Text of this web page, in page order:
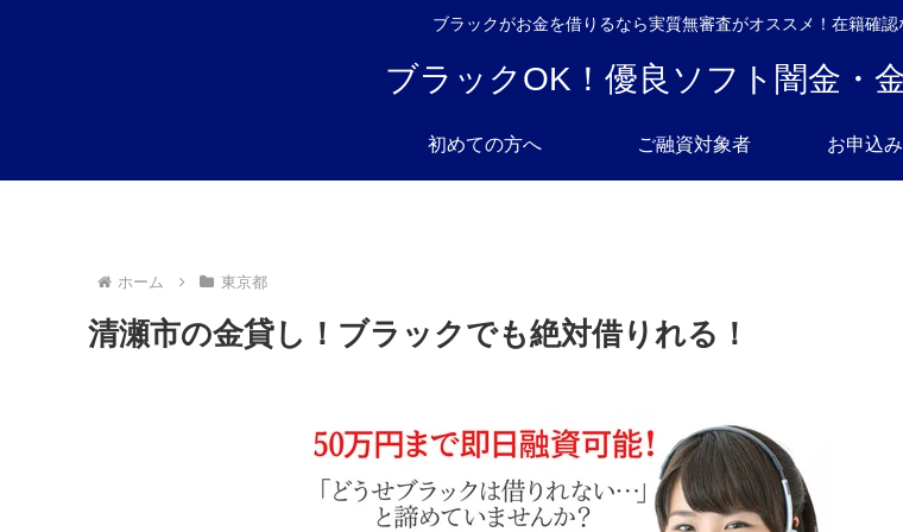
ブラックがお金を借りるなら実質無審査がオススメ！在籍確
ブラックOK！優良ソフト闇金・
初めての方へ ご融資対象者 お申込
ホーム 東京都
清瀬市の金貸し！ブラックでも絶対借りれる！